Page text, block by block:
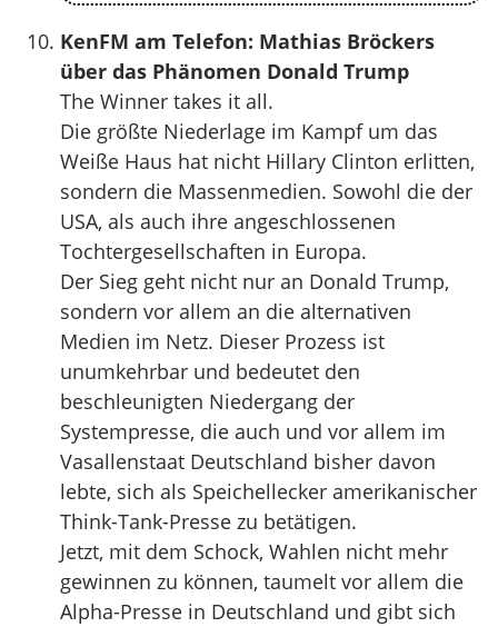
KenFM am Telefon: Mathias Bröckers
über das Phänomen Donald Trump
The Winner takes it all.
Die größte Niederlage im Kampf um das
Weiße Haus hat nicht Hillary Clinton erlitten,
sondern die Massenmedien. Sowohl die der
USA, als auch ihre angeschlossenen
Tochtergesellschaften in Europa.
Der Sieg geht nicht nur an Donald Trump,
sondern vor allem an die alternativen
Medien im Netz. Dieser Prozess ist
unumkehrbar und bedeutet den
beschleunigten Niedergang der
Systempresse, die auch und vor allem im
Vasallenstaat Deutschland bisher davon
lebte, sich als Speichellecker amerikanischer
Think-Tank-Presse zu betätigen.
Jetzt, mit dem Schock, Wahlen nicht mehr
gewinnen zu können, taumelt vor allem die
Alpha-Presse in Deutschland und gibt sich